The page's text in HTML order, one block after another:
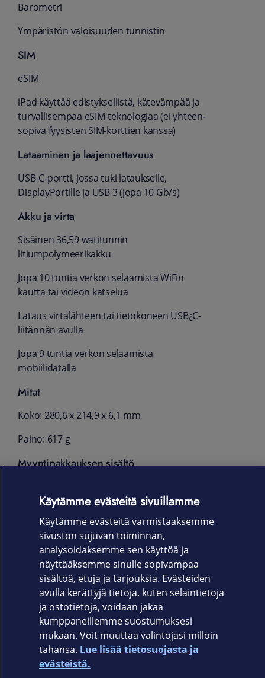
Barometri
Ympäristön valoisuuden tunnistin
SIM
eSIM
iPad käyttää edistyksellistä, kätevämpää ja
turvallisempaa eSIM-teknologiaa (ei yhteen­
sopiva fyysisten SIM-korttien kanssa)
Lataaminen ja laajennettavuus
USB-C-portti, jossa tuki lataukselle,
DisplayPortille ja USB 3 (jopa 10 Gb/s)
Akku ja virta
Sisäinen 36,59 watitunnin
litiumpolymeerikakku
Jopa 10 tuntia verkon selaamista WiFin
kautta tai videon katselua
Lataus virtalähteen tai tietokoneen USB¿C-
liitännän avulla
Jopa 9 tuntia verkon selaamista
mobiilidatalla
Mitat
Koko: 280,6 x 214,9 x 6,1 mm
Paino: 617 g
Myyntipakkauksen sisältö
USB-C-latausjohto (1 metri)
Takuu
Laitevalmistajan takuu 12 kk
Elisa.fi
Käytämme evästeitä sivuillamme
Käytämme evästeitä varmistaaksemme
sivuston sujuvan toiminnan,
analysoidaksemme sen käyttöä ja
näyttääksemme sinulle sopivampaa
sisältöä, etuja ja tarjouksia. Evästeiden
avulla kerättyjä tietoja, kuten selaintietoja
ja ostotietoja, voidaan jakaa
kumppaneillemme suostumuksesi
mukaan. Voit muuttaa valintojasi milloin
tahansa. Lue lisää tietosuojasta ja
evästeistä.